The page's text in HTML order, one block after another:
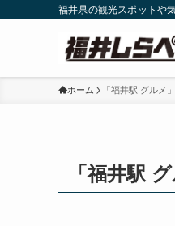
福井県の観光スポットや
ホーム 「福井駅 グルメ
「福井駅